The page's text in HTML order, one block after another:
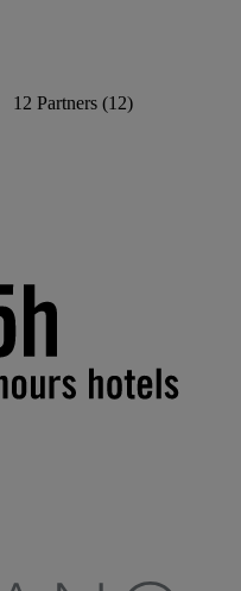
12 Partners (12)